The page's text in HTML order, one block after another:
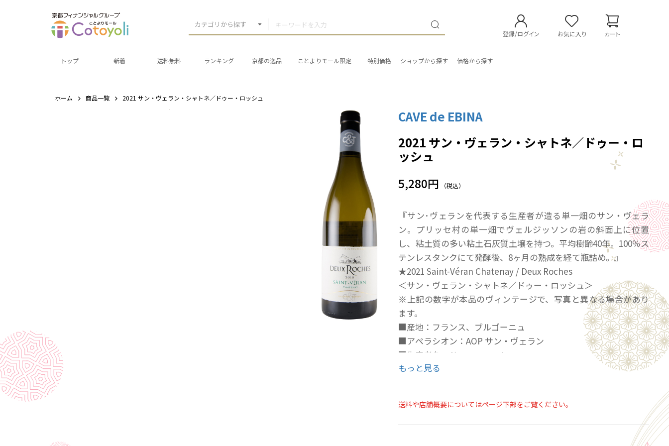
カテゴリから探す
登録/ログイン お気に入り カート
トップ 新着 送料無料 ランキング 京都の逸品 ことよりモール限定 特別価格 ショップから探す 価格から探す
ホーム 商品一覧 2021 サン・ヴェラン・シャトネ／ドゥー・ロッシュ
CAVE de EBINA
2021 サン・ヴェラン・シャトネ／ドゥー・ロ
ッシュ
5,280円 （税込）
『サン･ヴェランを代表する生産者が造る単一畑のサン・ヴェラ
ン。プリッセ村の単一畑でヴェルジッソンの岩の斜面上に位置
し、粘土質の多い粘土石灰質土壌を持つ。平均樹齢40年。100％ス
テンレスタンクにて発酵後、8ヶ月の熟成を経て瓶詰め。』
★2021 Saint-Véran Chatenay / Deux Roches
＜サン・ヴェラン・シャトネ／ドゥー・ロッシュ＞
※上記の数字が本品のヴィンテージで、写真と異なる場合があり
ます。
■産地：フランス、ブルゴーニュ
■アペラシオン：AOP サン・ヴェラン
■生産者名：ドゥー・ロッシュ
■葡萄品種：シャルドネ 100％
ン・ヴェラン。プリッセ村の単一畑でヴェルジッソンの岩の斜面
上に位置し、粘土質の多い粘土石灰質土壌を持つ。平均樹齢40
年。100％ステンレスタンクにて発酵後、8ヶ月の熟成を経て瓶詰
もっと見る
送料や店舗概要についてはページ下部をご覧ください。